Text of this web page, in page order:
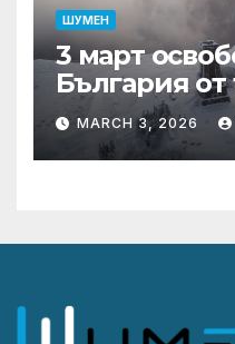
ШУМЕН
3 март
България от
MARCH 3, 2026